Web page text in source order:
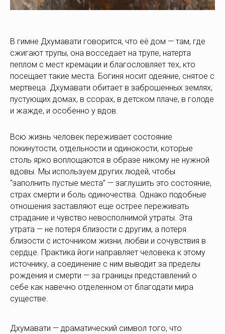
В гимне Дхумавати говорится, что её дом — там, где
сжигают трупы, она восседает на трупе, натерта
пеплом с мест кремации и благословляет тех, кто
посещает такие места. Богиня носит одеяние, снятое с
мертвеца. Дхумавати обитает в заброшенных землях,
пустующих домах, в ссорах, в детском плаче, в голоде
и жажде, и особенно у вдов.
Всю жизнь человек переживает состояние
покинутости, отдельности и одинокости, которые
столь ярко воплощаются в образе никому не нужной
вдовы. Мы используем других людей, чтобы
“заполнить пустые места” — заглушить это состояние,
страх смерти и боль одиночества. Однако подобные
отношения заставляют еще острее переживать
страдание и чувство невосполнимой утраты. Эта
утрата — не потеря близости с другим, а потеря
близости с источником жизни, любви и сочувствия в
сердце. Практика йоги направляет человека к этому
источнику, а соединение с ним выводит за пределы
рождения и смерти — за границы представлений о
себе как навечно отделенном от благодати мира
существе.
Дхумавати — драматический символ того, что